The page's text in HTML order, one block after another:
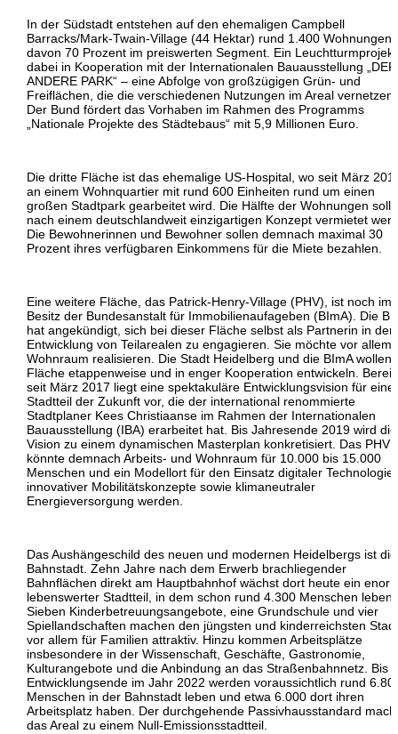
In der Südstadt entstehen auf den ehemaligen Campbell
Barracks/Mark-Twain-Village (44 Hektar) rund 1.400 Wohnungen
davon 70 Prozent im preiswerten Segment. Ein
dabei in Kooperation mit der Internationalen Bauausstellung „DER
ANDERE PARK“ – eine Abfolge von großzügigen Grün- und
Freiflächen, die die verschiedenen Nutzungen im Areal vernetzen.
Der Bund fördert das Vorhaben im Rahmen des Programms
„Nationale Projekte des Städtebaus“ mit 5,9 Millionen Euro.
Die dritte Fläche ist das ehemalige US-Hospital, wo seit März
an einem Wohnquartier mit rund 600 Einheiten rund um einen
großen Stadtpark gearbeitet wird. Die Hälfte der Wohnungen soll
nach einem deutschlandweit einzigartigen Konzept vermietet
Die Bewohnerinnen und Bewohner sollen demnach maximal 30
Prozent ihres verfügbaren Einkommens für die Miete bezahlen.
Eine weitere Fläche, das Patrick-Henry-Village (PHV), ist noch im
Besitz der Bundesanstalt für Immobilienaufageben (BImA). Die
hat angekündigt, sich bei dieser Fläche selbst als Partnerin in der
Entwicklung von Teilarealen zu engagieren. Sie möchte vor allem
Wohnraum realisieren. Die Stadt Heidelberg und die BImA wollen
Fläche etappenweise und in enger Kooperation entwickeln.
seit März 2017 liegt eine spektakuläre Entwicklungsvision für
Stadtteil der Zukunft vor, die der international renommierte
Stadtplaner Kees Christiaanse im Rahmen der Internationalen
Bauausstellung (IBA) erarbeitet hat. Bis Jahresende 2019 wird
Vision zu einem dynamischen Masterplan konkretisiert. Das PHV
könnte demnach Arbeits- und Wohnraum für 10.000 bis 15.000
Menschen und ein Modellort für den Einsatz digitaler
innovativer Mobilitätskonzepte sowie klimaneutraler
Energieversorgung werden.
Das Aushängeschild des neuen und modernen Heidelbergs ist die
Bahnstadt. Zehn Jahre nach dem Erwerb brachliegender
Bahnflächen direkt am Hauptbahnhof wächst dort heute ein
lebenswerter Stadtteil, in dem schon rund 4.300 Menschen leben.
Sieben Kinderbetreuungsangebote, eine Grundschule und vier
Spiellandschaften machen den jüngsten und kinderreichsten
vor allem für Familien attraktiv. Hinzu kommen Arbeitsplätze
insbesondere in der Wissenschaft, Geschäfte, Gastronomie,
Kulturangebote und die Anbindung an das Straßenbahnnetz. Bis
Entwicklungsende im Jahr 2022 werden voraussichtlich rund
Menschen in der Bahnstadt leben und etwa 6.000 dort ihren
Arbeitsplatz haben. Der durchgehende Passivhausstandard
das Areal zu einem Null-Emissionsstadtteil.